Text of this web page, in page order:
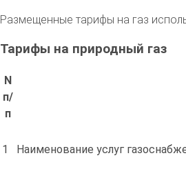
Размещенные тарифы на газ
Тарифы на природный газ
N
п/
п
1 Наименование услуг